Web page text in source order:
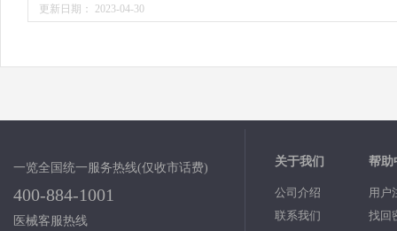
更新日期： 2023-04-30
一览全国统一服务热线(仅收市话费)
400-884-1001
医械客服热线
关于我们
公司介绍
联系我们
帮助
用户
找回